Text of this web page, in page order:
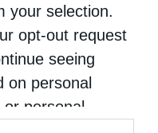
your selection.
opt-out request
seeing
on personal
or personal